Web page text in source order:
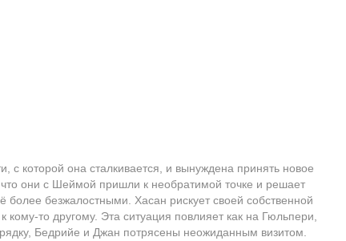
которой она сталкивается, и вынуждена принять новое
они с Шеймой пришли к необратимой точке и решает
безжалостными. Хасан рискует своей собственной
то другому. Эта ситуация повлияет как на Гюльпери,
Бедрийе и Джан потрясены неожиданным визитом.